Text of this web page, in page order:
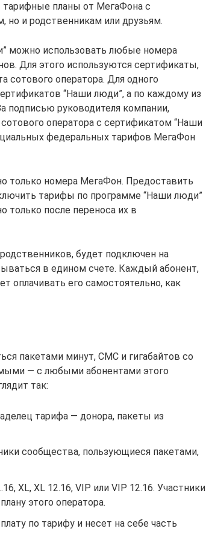
планы от МегаФона с
и родственникам или друзьям.
можно использовать любые номера
Для этого используются сертификаты,
сотового оператора. Для одного
“Наши люди”, а по каждому из
подписью руководителя компании,
оператора с сертификатом “Наши
федеральных тарифов МегаФон
только номера МегаФон. Предоставить
тарифы по программе “Наши люди”
только после переноса их в
будет подключен на
в едином счете. Каждый абонент,
оплачивать его самостоятельно, как
пакетами минут, СМС и гигабайтов со
— с любыми абонентами этого
так:
тарифа — донора, пакеты из
сообщества, пользующиеся пакетами,
XL, XL 12.16, VIP или VIP 12.16. Участники
этого оператора.
по тарифу и несет на себе часть